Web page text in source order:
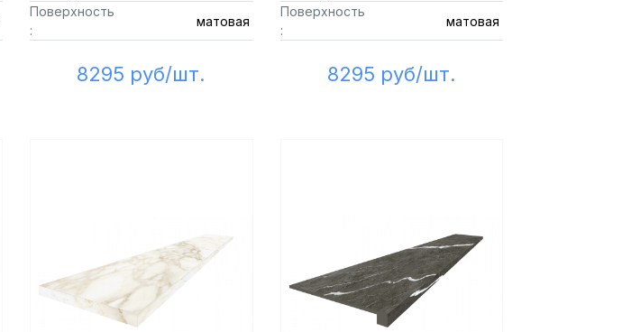
Поверхность
:
матовая
8295 руб/шт.
Поверхность
:
матовая
8295 руб/шт.